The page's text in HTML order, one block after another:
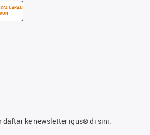
daftar ke newsletter igus® di sini.